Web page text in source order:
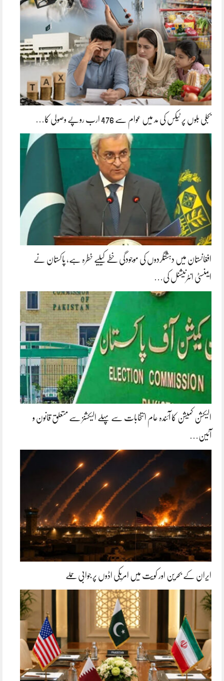
بجلی بلوں پر ٹیکس کی مد میں عوام سے 476 ارب روپے وصولی کا…
افغانستان میں دہشتگردوں کی موجودگی خطے کیلیے خطرہ ہے، پاکستان نے
ایمنسٹی انٹرنیشنل کی…
الیکشن کمیشن کا آئندہ عام انتخابات سے پہلے الیکشنز سے متعلق قانون و
آئین…
ایران کے بحرین اور کویت میں امریکی اڈوں پر جوابی حملے